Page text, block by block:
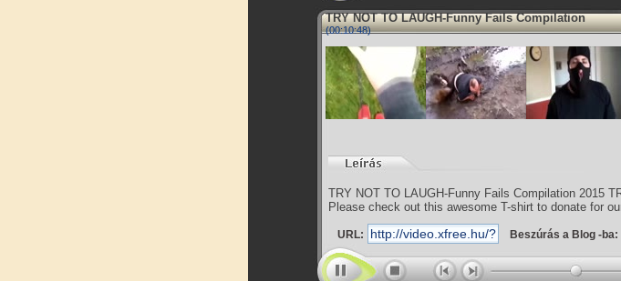
TRY NOT TO LAUGH-Funny Fails Compilation
(00:10:48)
TRY NOT TO LAUGH-Funny Fails Compilation 2015
Please check out this awesome T-shirt to donate for
URL: Beszúrás a Blog -ba: